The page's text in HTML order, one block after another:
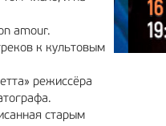
amour.
к культовым
режиссёра
старым